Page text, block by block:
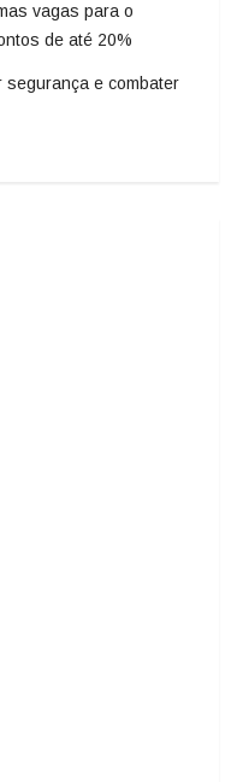
vagas para o
de até 20%
e combater